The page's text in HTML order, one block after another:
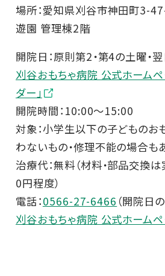
場所：愛知県刈谷市神田町3-
遊園 管理棟2階
開院日：原則第2・第4の土曜・
刈谷おもちゃ病院 公式ホーム
ダー」
開院時間：10:00～15:00
対象：小学生以下の子どものお
わないもの・修理不能の場合もあ
治療代：無料（材料・部品交換
0円程度）
電話：0566-27-6466 （開院日の
刈谷おもちゃ病院 公式ホーム